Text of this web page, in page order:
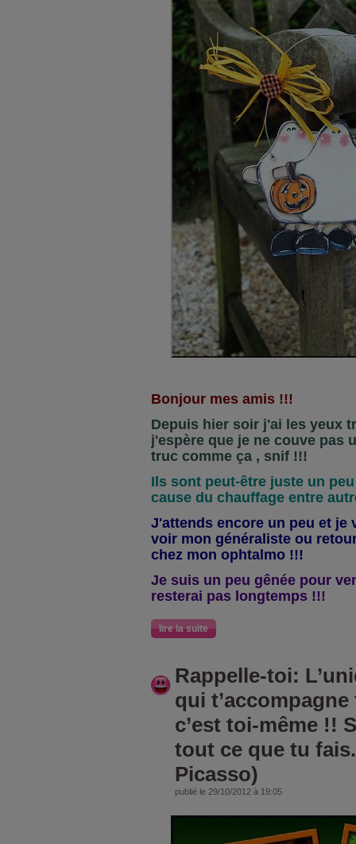
Bonjour mes amis !!!
Depuis hier soir j'ai les yeux
j'espère que je ne couve pas
truc comme ça , snif !!!
Ils sont peut-être juste un
cause du chauffage entre
J'attends encore un peu et je
voir mon généraliste ou
chez mon ophtalmo !!!
Je suis un peu gênée pour
resterai pas longtemps !!!
lire la suite
Rappelle-toi:
qui
c’est toi-même !!
tout ce que tu
Picasso)
publié le 29/10/2012 à 19:05